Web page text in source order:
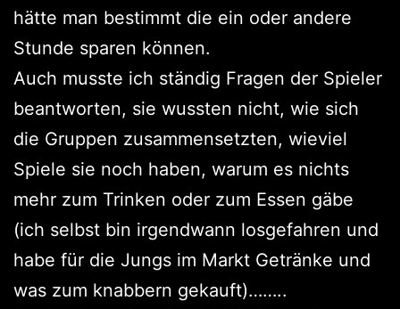
hätte man bestimmt die ein oder andere
Stunde sparen können.
Auch musste ich ständig Fragen der Spieler
beantworten, sie wussten nicht, wie sich
die Gruppen zusammensetzten, wieviel
Spiele sie noch haben, warum es nichts
mehr zum Trinken oder zum Essen gäbe
(ich selbst bin irgendwann losgefahren und
habe für die Jungs im Markt Getränke und
was zum knabbern gekauft)……..